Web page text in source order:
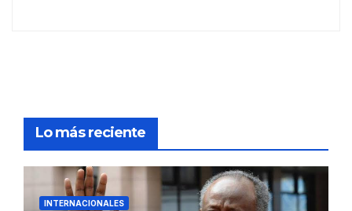
Lo más reciente
INTERNACIONALES